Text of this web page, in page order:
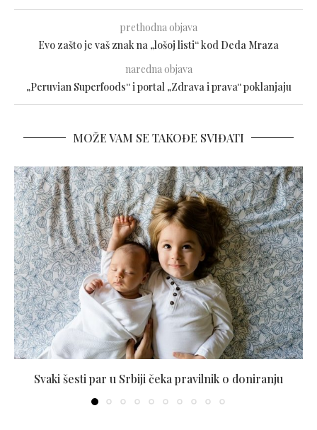
prethodna objava
Evo zašto je vaš znak na „lošoj listi“ kod Deda Mraza
naredna objava
„Peruvian Superfoods“ i portal „Zdrava i prava“ poklanjaju
MOŽE VAM SE TAKOĐE SVIĐATI
Svaki šesti par u Srbiji čeka pravilnik o doniranju